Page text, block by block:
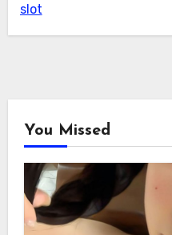
slot
You Missed